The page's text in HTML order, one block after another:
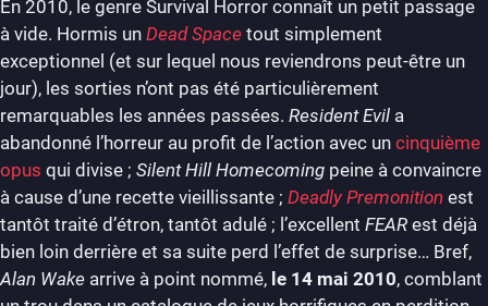
En 2010, le genre Survival Horror connaît un petit passage
à vide. Hormis un Dead Space tout simplement
exceptionnel (et sur lequel nous reviendrons peut-être un
jour), les sorties n’ont pas été particulièrement
remarquables les années passées. Resident Evil a
abandonné l’horreur au profit de l’action avec un cinquième
opus qui divise ; Silent Hill Homecoming peine à convaincre
à cause d’une recette vieillissante ; Deadly Premonition est
tantôt traité d’étron, tantôt adulé ; l’excellent FEAR est déjà
bien loin derrière et sa suite perd l’effet de surprise… Bref,
Alan Wake arrive à point nommé, le 14 mai 2010, comblant